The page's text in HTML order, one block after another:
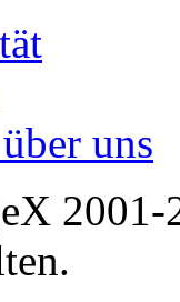
uns
2001-